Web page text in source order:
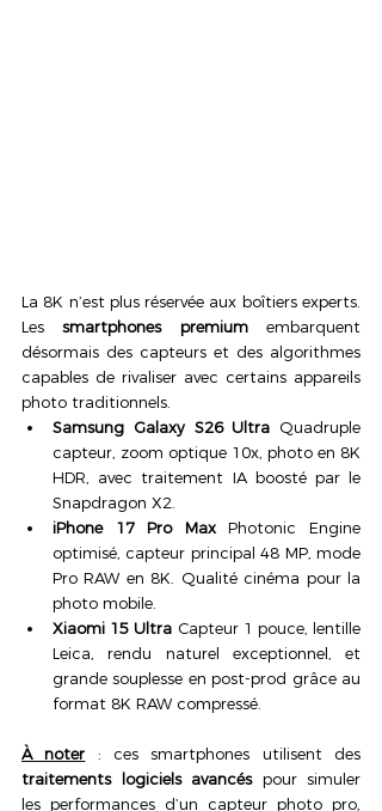
La 8K n’est plus réservée aux boîtiers experts.
Les smartphones premium embarquent
désormais des capteurs et des algorithmes
capables de rivaliser avec certains appareils
photo traditionnels.
Samsung Galaxy S26 Ultra Quadruple
capteur, zoom optique 10x, photo en 8K
HDR, avec traitement IA boosté par le
Snapdragon X2.
iPhone 17 Pro Max Photonic Engine
optimisé, capteur principal 48 MP, mode
Pro RAW en 8K. Qualité cinéma pour la
photo mobile.
Xiaomi 15 Ultra Capteur 1 pouce, lentille
Leica, rendu naturel exceptionnel, et
grande souplesse en post-prod grâce au
format 8K RAW compressé.
À noter
traitements logiciels avancés pour simuler
les performances d’un capteur photo pro,